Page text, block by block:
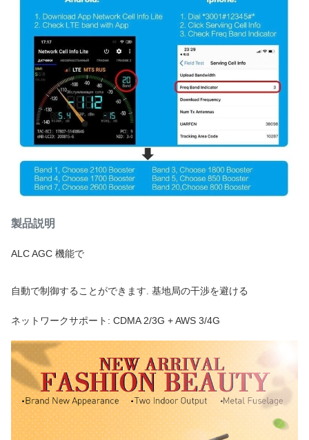
製品説明
ALC AGC 機能で
自動で制御することができます. 基地局の干渉を避ける
ネットワークサポート: CDMA 2/3G + AWS 3/4G